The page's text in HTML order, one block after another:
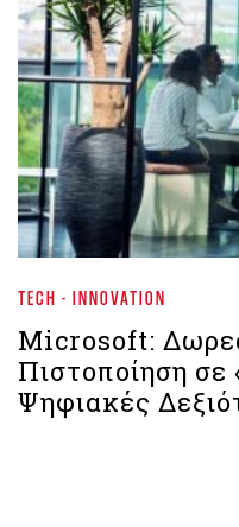
TECH - INNOVATION
Microsoft:
Πιστοποίηση σε
Ψηφιακές